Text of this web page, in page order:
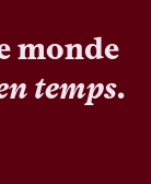
monde
temps.